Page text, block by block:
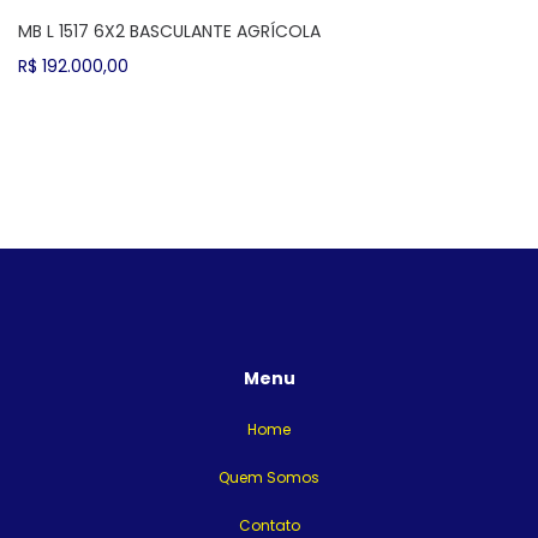
MB L 1517 6X2 BASCULANTE AGRÍCOLA
R$ 192.000,00
Menu
Home
Quem Somos
Contato